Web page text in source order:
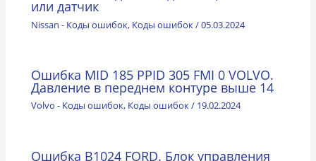
или датчик
Nissan - Коды ошибок, Коды ошибок/05.03.2024
Ошибка MID 185 PPID 305 FMI 0 VOLVO.
Давление в переднем контуре выше 14
Volvo - Коды ошибок, Коды ошибок/ 19.02.2024
Ошибка B1024 FORD. Блок управления